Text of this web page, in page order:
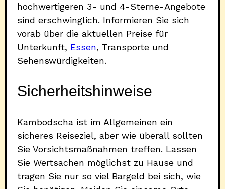
hochwertigeren 3- und 4-Sterne-Angebote
sind erschwinglich. Informieren Sie sich
vorab über die aktuellen Preise für
Unterkunft, Essen, Transporte und
Sehenswürdigkeiten.
Sicherheitshinweise
Kambodscha ist im Allgemeinen ein
sicheres Reiseziel, aber wie überall sollten
Sie Vorsichtsmaßnahmen treffen. Lassen
Sie Wertsachen möglichst zu Hause und
tragen Sie nur so viel Bargeld bei sich, wie